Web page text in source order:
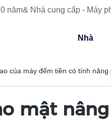
năm& Nhà cung cấp - Máy
Nhà
của máy đếm tiền có tính năng
mật